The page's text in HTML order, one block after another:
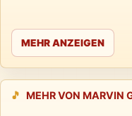
MEHR ANZEIGEN
🎵 MEHR VON MARVIN